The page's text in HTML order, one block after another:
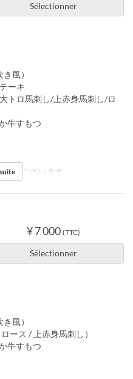
Sélectionner
風）
ーキ
トロ馬刺し/上赤身馬刺し/ロ
牛すもつ
がございます。
¥ 7 000 (TTC)
Sélectionner
風）
ース / 上赤身馬刺し）
牛すもつ